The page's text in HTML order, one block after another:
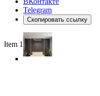
Telegram
Скопировать ссылку
Item 1 of 6